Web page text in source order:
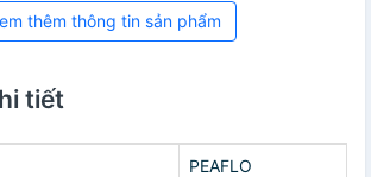
thêm thông tin sản phẩm
tiết
PEAFLO